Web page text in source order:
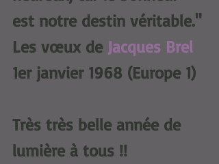
est notre destin véritable."
Les vœux de Jacques Brel
1er janvier 1968 (Europe 1)
Très très belle année de
lumière à tous !!